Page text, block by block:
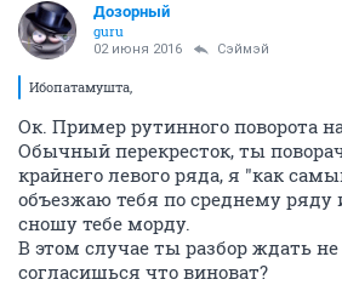
Дозорный
guru
02 июня 2016 Сэймэй
Ибопатамушта,
Ок. Пример рутинного поворота
Обычный перекресток, ты
крайнего левого ряда, я "как
объезжаю тебя по среднему
сношу тебе морду.
В этом случае ты разбор ждать
согласишься что виноват?